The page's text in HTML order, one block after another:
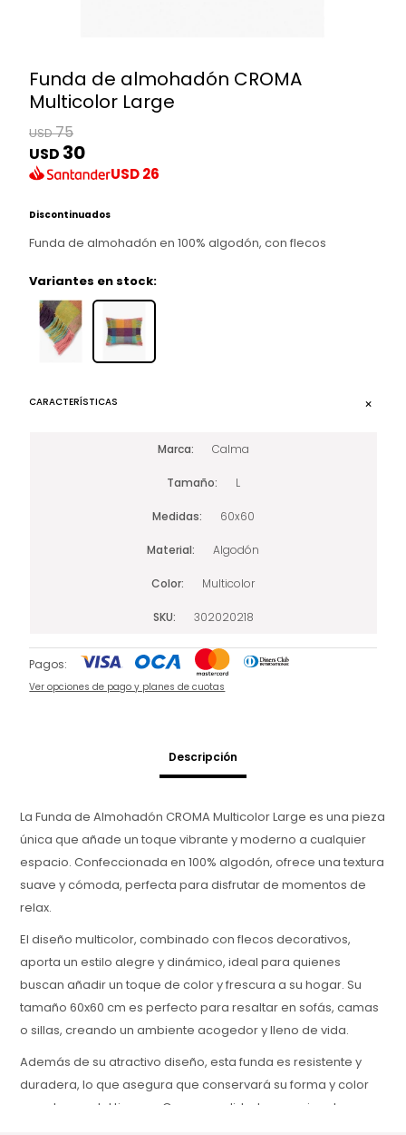
Funda de almohadón CROMA
Multicolor Large
USD75
USD 30
USD26
Discontinuados
Funda de almohadón en 100% algodón, con flecos
Variantes en stock:
CARACTERÍSTICAS
Marca Calma
Tamaño L
Medidas 60x60
Material Algodón
Color Multicolor
SKU 302020218
Pagos:
Ver opciones de pago y planes de cuotas
Descripción
La Funda de Almohadón CROMA Multicolor Large es una pieza
única que añade un toque vibrante y moderno a cualquier
espacio. Confeccionada en 100% algodón, ofrece una textura
suave y cómoda, perfecta para disfrutar de momentos de
relax.
El diseño multicolor, combinado con flecos decorativos,
aporta un estilo alegre y dinámico, ideal para quienes
buscan añadir un toque de color y frescura a su hogar. Su
tamaño 60x60 cm es perfecto para resaltar en sofás, camas
o sillas, creando un ambiente acogedor y lleno de vida.
Además de su atractivo diseño, esta funda es resistente y
duradera, lo que asegura que conservará su forma y color
con el paso del tiempo. Con una calidad excepcional, es una